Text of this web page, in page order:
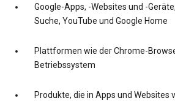
Google-Apps, -Websites und -
Suche, YouTube und Google Home
Plattformen wie der Chrome-
Betriebssystem
Produkte, die in Apps und Websites